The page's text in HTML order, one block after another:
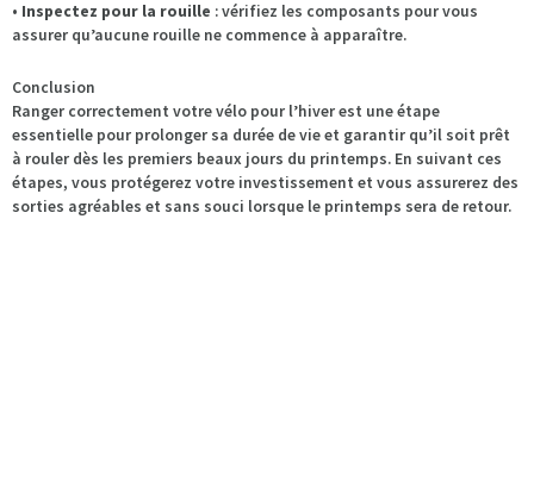
• Inspectez pour la rouille : vérifiez les composants pour vous
assurer qu’aucune rouille ne commence à apparaître.
Conclusion
Ranger correctement votre vélo pour l’hiver est une étape
essentielle pour prolonger sa durée de vie et garantir qu’il soit prêt
à rouler dès les premiers beaux jours du printemps. En suivant ces
étapes, vous protégerez votre investissement et vous assurerez des
sorties agréables et sans souci lorsque le printemps sera de retour.